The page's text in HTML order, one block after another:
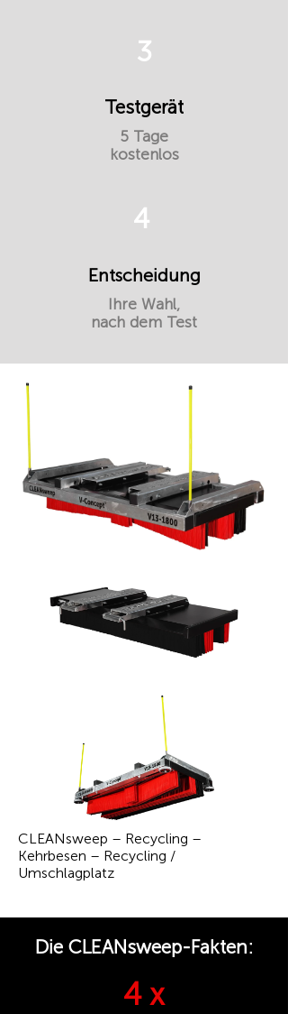
3
Testgerät
5 Tage
kostenlos
4
Entscheidung
Ihre Wahl,
nach dem Test
CLEANsweep – Recycling –
Kehrbesen – Recycling /
Umschlagplatz
Die CLEANsweep-Fakten:
4 x